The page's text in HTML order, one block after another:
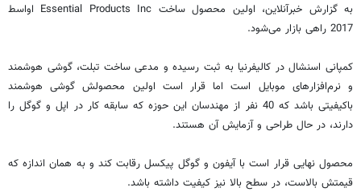
به گزارش خبرآنلاین، اولین محصول ساخت Essential Products Inc اواسط
2017 راهی بازار می‌شود.
کمپانی اسنشال در کالیفرنیا به ثبت رسیده و مدعی ساخت تبلت، گوشی هوشمند
و نرم‌افزارهای موبایل است اما قرار است اولین محصولش گوشی هوشمند
باکیفیتی باشد که 40 نفر از مهندسان این حوزه که سابقه کار در اپل و گوگل را
دارند، در حال طراحی و آزمایش آن هستند.
محصول نهایی قرار است با آیفون و گوگل پیکسل رقابت کند و به همان اندازه که
قیمتش بالاست، در سطح بالا نیز کیفیت داشته باشد.